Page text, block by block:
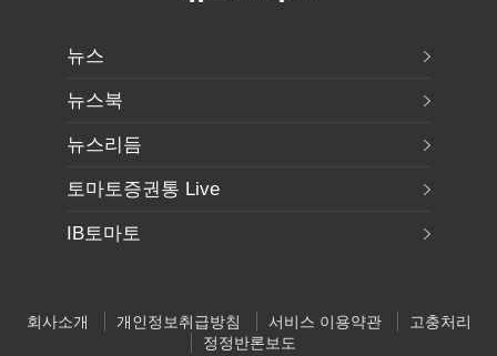
뉴스
뉴스북
뉴스리듬
토마토증권통 Live
IB토마토
회사소개 개인정보취급방침 서비스 이용약관
고충처리
정정반론보도